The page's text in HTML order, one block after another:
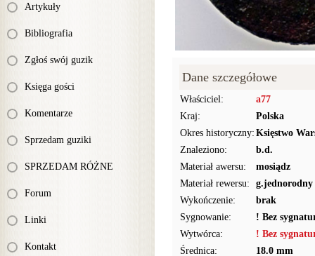
Artykuły
Bibliografia
Zgłoś swój guzik
Księga gości
Komentarze
Sprzedam guziki
SPRZEDAM RÓŻNE
Forum
Linki
Kontakt
Dane szczegółowe
Właściciel:
a77
Kraj:
Polska
Okres historyczny: Księstwo
Znaleziono:
b.d.
Materiał awersu:
mosiądz
Materiał rewersu:
g.jednorodny
Wykończenie:
brak
Sygnowanie:
! Bez
Wytwórca:
! Bez
Średnica:
18.0 mm